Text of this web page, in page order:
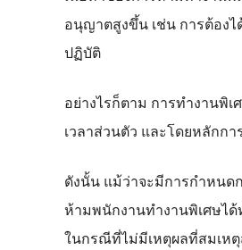
อนุญาตสูงขึ้น เช่น การต้อง
ปฏิบัติ
อย่างไรก็ตาม การทำงานพิ
เวลาส่วนตัว และโดยหลักก
ดังนั้น แม้ว่าจะมีการกำหนด
ห้ามพนักงานทำงานพิเศษไ
ในกรณีที่ไม่มีเหตุผลที่สมเห